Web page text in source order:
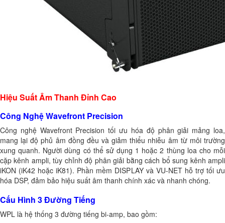
Hiệu Suất Âm Thanh Đỉnh Cao
Công Nghệ Wavefront Precision
Công nghệ Wavefront Precision tối ưu hóa độ phân giải mảng loa,
mang lại độ phủ âm đồng đều và giảm thiểu nhiễu âm từ môi trường
xung quanh. Người dùng có thể sử dụng 1 hoặc 2 thùng loa cho mỗi
cặp kênh ampli, tùy chỉnh độ phân giải bằng cách bổ sung kênh ampli
iKON (iK42 hoặc iK81). Phần mềm DISPLAY và VU-NET hỗ trợ tối ưu
hóa DSP, đảm bảo hiệu suất âm thanh chính xác và nhanh chóng.
Cấu Hình 3 Đường Tiếng
WPL là hệ thống 3 đường tiếng bi-amp, bao gồm: